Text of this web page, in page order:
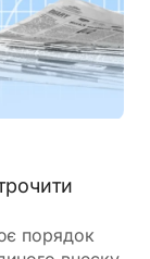
порядок